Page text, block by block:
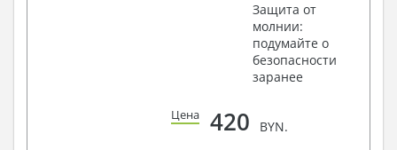
Защита от
молнии:
подумайте о
безопасности
заранее
Цена 420 BYN.